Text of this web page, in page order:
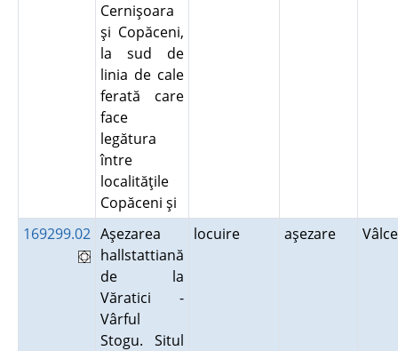
Cernişoara
şi Copăceni,
la sud de
linia de cale
ferată care
face
legătura
între
localităţile
Copăceni şi
169299.02 Aşezarea
hallstattiană
de la
Văratici -
Vârful
Stogu. Situl
locuire aşezare